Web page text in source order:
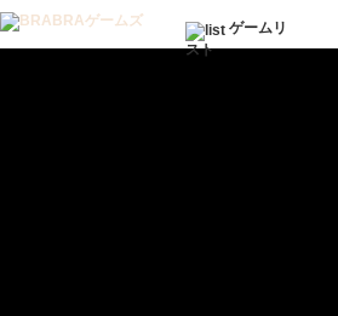
ゲームリ
スト